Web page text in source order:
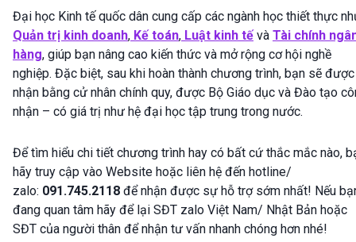
Đại học Kinh tế quốc dân cung cấp các ngành học thiết thực
Quản trị kinh doanh, Kế toán, Luật kinh tếvà Tài chính
hàng, giúp bạn nâng cao kiến thức và mở rộng cơ hội nghề
nghiệp. Đặc biệt, sau khi hoàn thành chương trình, bạn sẽ được
nhận bằng cử nhân chính quy, được Bộ Giáo dục và Đào tạo
nhận – có giá trị như hệ đại học tập trung trong nước.
Để tìm hiểu chi tiết chương trình hay có bất cứ thắc mắc nào,
hãy truy cập vào Website hoặc liên hệ đến hotline/
zalo: 091.745.2118 để nhận được sự hỗ trợ sớm nhất! Nếu
đang quan tâm hãy để lại SĐT zalo Việt Nam/ Nhật Bản hoặc
SĐT của người thân để nhận tư vấn nhanh chóng hơn nhé!